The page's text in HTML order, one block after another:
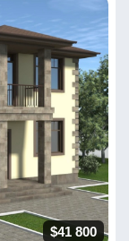
$41 800